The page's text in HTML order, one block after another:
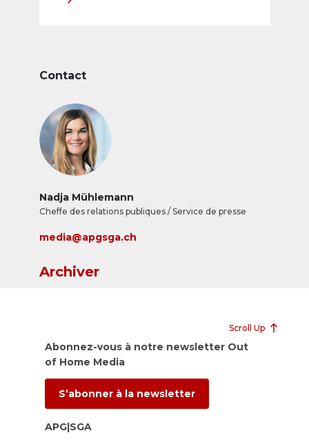
Contact
Nadja Mühlemann
Cheffe des relations publiques / Service de presse
media@apgsga.ch
Archiver
Scroll Up
Abonnez-vous à notre newsletter Out
of Home Media
S’abonner à la newsletter
APG|SGA